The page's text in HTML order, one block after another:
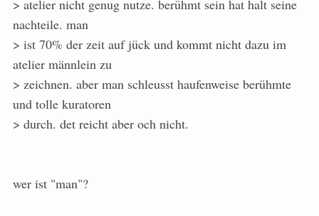
> atelier nicht genug nutze. berühmt sein hat halt seine
nachteile. man
> ist 70% der zeit auf jück und kommt nicht dazu im
atelier männlein zu
> zeichnen. aber man schleusst haufenweise berühmte
und tolle kuratoren
> durch. det reicht aber och nicht.
wer ist "man"?